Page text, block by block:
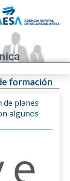
formación
de planes
algunos